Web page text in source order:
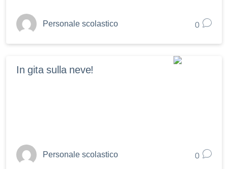
Personale scolastico 0
In gita sulla neve!
Personale scolastico 0